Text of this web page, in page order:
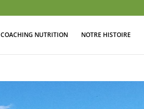
COACHING NUTRITION NOTRE HISTOIRE